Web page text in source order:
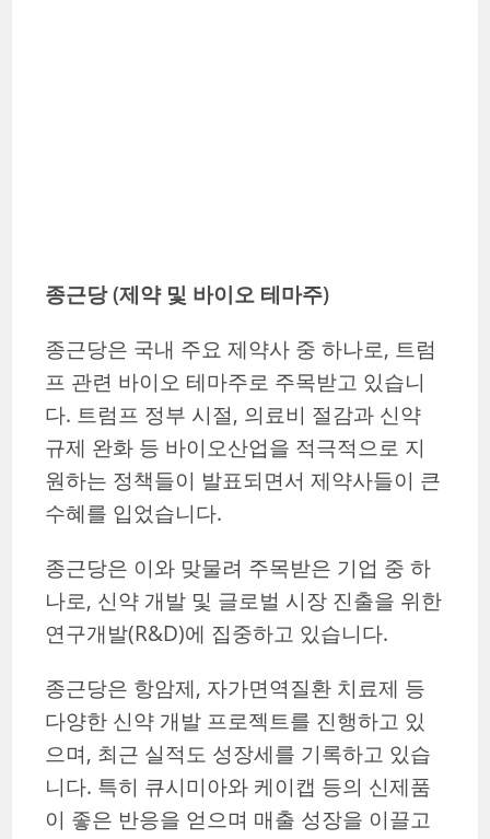
종근당 (제약 및 바이오 테마주)
종근당은 국내 주요 제약사 중 하나로, 트럼
프 관련 바이오 테마주로 주목받고 있습니
다. 트럼프 정부 시절, 의료비 절감과 신약
규제 완화 등 바이오산업을 적극적으로 지
원하는 정책들이 발표되면서 제약사들이 큰
수혜를 입었습니다.
종근당은 이와 맞물려 주목받은 기업 중 하
나로, 신약 개발 및 글로벌 시장 진출을 위한
연구개발(R&D)에 집중하고 있습니다.
종근당은 항암제, 자가면역질환 치료제 등
다양한 신약 개발 프로젝트를 진행하고 있
으며, 최근 실적도 성장세를 기록하고 있습
니다. 특히 큐시미아와 케이캡 등의 신제품
이 좋은 반응을 얻으며 매출 성장을 이끌고